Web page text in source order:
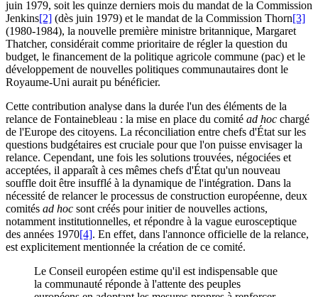
juin 1979, soit les quinze derniers mois du mandat de la Commission
Jenkins[2] (dès juin 1979) et le mandat de la Commission Thorn[3]
(1980-1984), la nouvelle première ministre britannique, Margaret
Thatcher, considérait comme prioritaire de régler la question du
budget, le financement de la politique agricole commune (pac) et le
développement de nouvelles politiques communautaires dont le
Royaume-Uni aurait pu bénéficier.
Cette contribution analyse dans la durée l'un des éléments de la
relance de Fontainebleau : la mise en place du comité ad hoc chargé
de l'Europe des citoyens. La réconciliation entre chefs d'État sur les
questions budgétaires est cruciale pour que l'on puisse envisager la
relance. Cependant, une fois les solutions trouvées, négociées et
acceptées, il apparaît à ces mêmes chefs d'État qu'un nouveau
souffle doit être insufflé à la dynamique de l'intégration. Dans la
nécessité de relancer le processus de construction européenne, deux
comités ad hoc sont créés pour initier de nouvelles actions,
notamment institutionnelles, et répondre à la vague eurosceptique
des années 1970[4]. En effet, dans l'annonce officielle de la relance,
est explicitement mentionnée la création de ce comité.
Le Conseil européen estime qu'il est indispensable que
la communauté réponde à l'attente des peuples